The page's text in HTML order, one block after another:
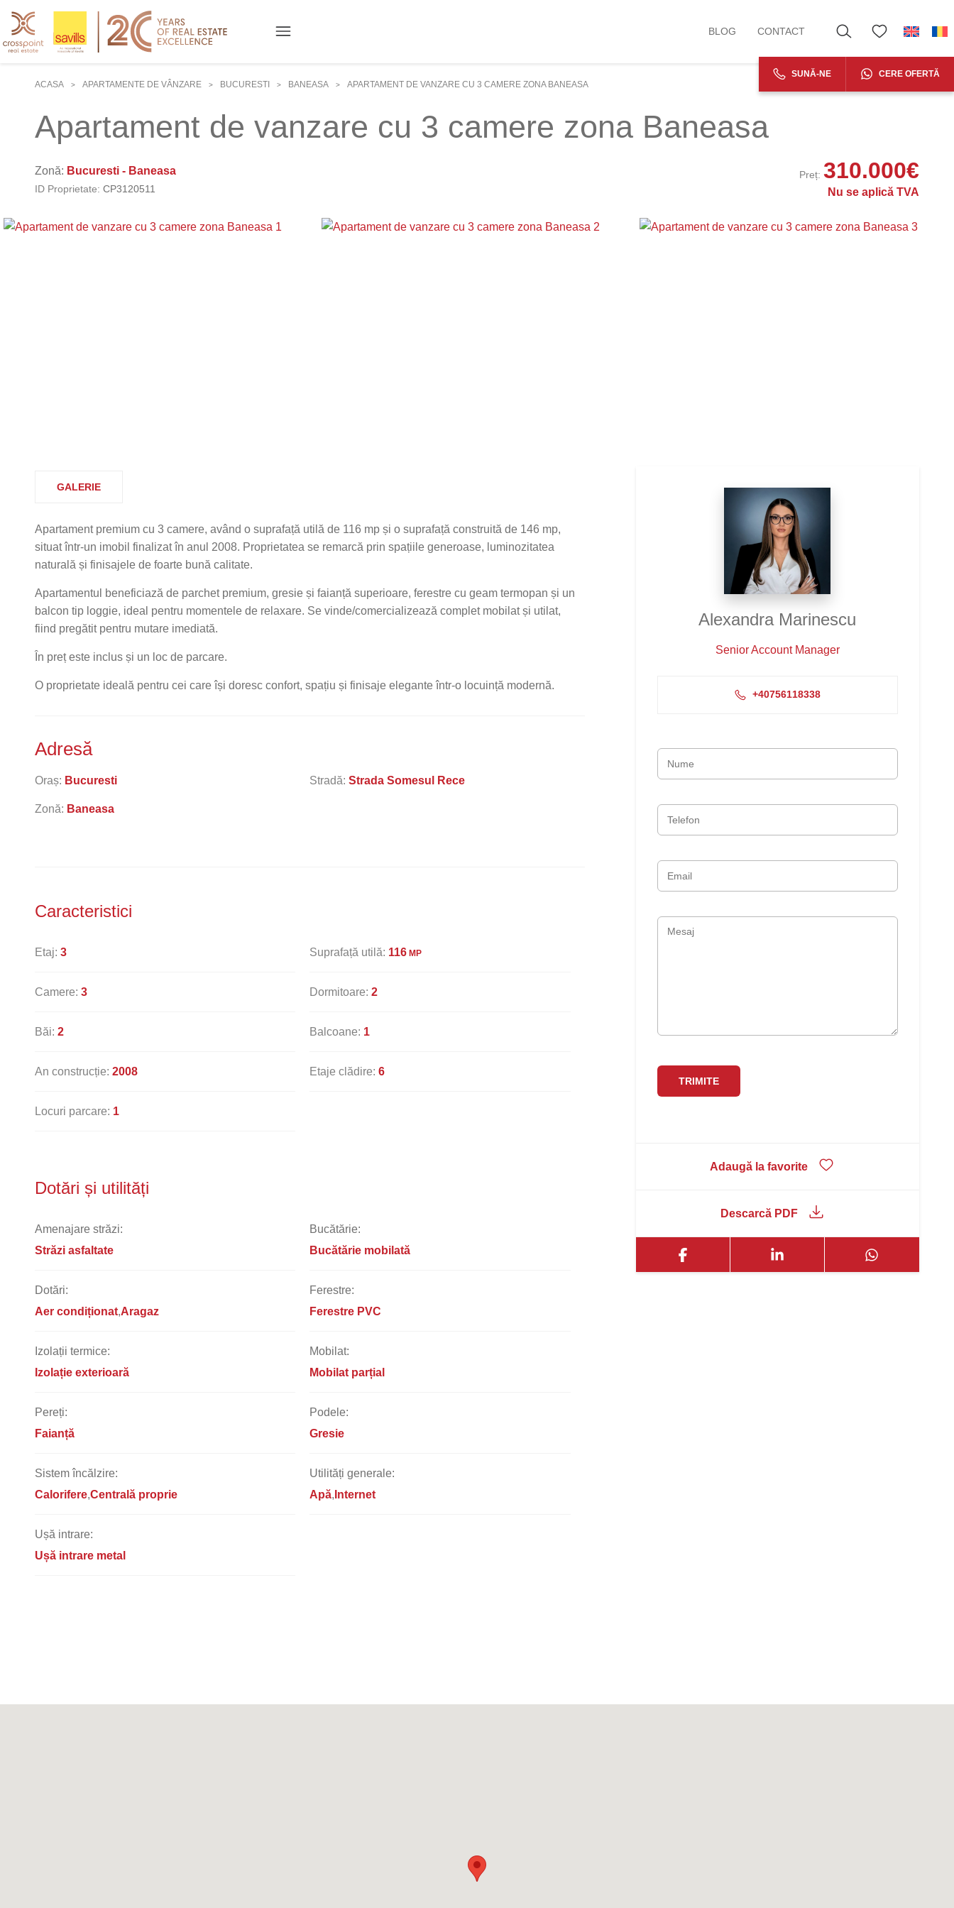
BLOG CONTACT
SUNĂ-NE
CERE OFERTĂ
ACASA
> APARTAMENTE DE VÂNZARE > BUCURESTI > BANEASA > APARTAMENT DE VANZARE CU 3 CAMERE ZONA BANEASA
Apartament de vanzare cu 3 camere zona Baneasa
Zonă: Bucuresti - Baneasa
ID Proprietate: CP3120511
Preț: 310.000€
Nu se aplică TVA
GALERIE
Apartament premium cu 3 camere, având o suprafață utilă de 116 mp și o suprafață construită de 146 mp,
situat într-un imobil finalizat în anul 2008. Proprietatea se remarcă prin spațiile generoase, luminozitatea
naturală și finisajele de foarte bună calitate.
Apartamentul beneficiază de parchet premium, gresie și faianță superioare, ferestre cu geam termopan și un
balcon tip loggie, ideal pentru momentele de relaxare. Se vinde/comercializează complet mobilat și utilat,
fiind pregătit pentru mutare imediată.
În preț este inclus și un loc de parcare.
O proprietate ideală pentru cei care își doresc confort, spațiu și finisaje elegante într-o locuință modernă.
Adresă
Oraș: Bucuresti Stradă:Strada Somesul Rece
Zonă: Baneasa
Caracteristici
Etaj: 3 Suprafață utilă: 116 MP
Camere: 3 Dormitoare:2
Băi: 2 Balcoane: 1
An construcție: 2008 Etaje clădire:6
Locuri parcare: 1
Dotări și utilități
Amenajare străzi:
Străzi asfaltate
Bucătărie:
Bucătărie mobilată
Dotări:
Aer condiționat Aragaz
Ferestre:
Ferestre PVC
Izolații termice:
Izolație exterioară
Mobilat:
Mobilat parțial
Pereți:
Faianță
Podele:
Gresie
Sistem încălzire:
Calorifere Centrală proprie
Utilități generale:
Apă Internet
Ușă intrare:
Ușă intrare metal
Alexandra Marinescu
Senior Account Manager
+40756118338
Adaugă la favorite
Descarcă PDF